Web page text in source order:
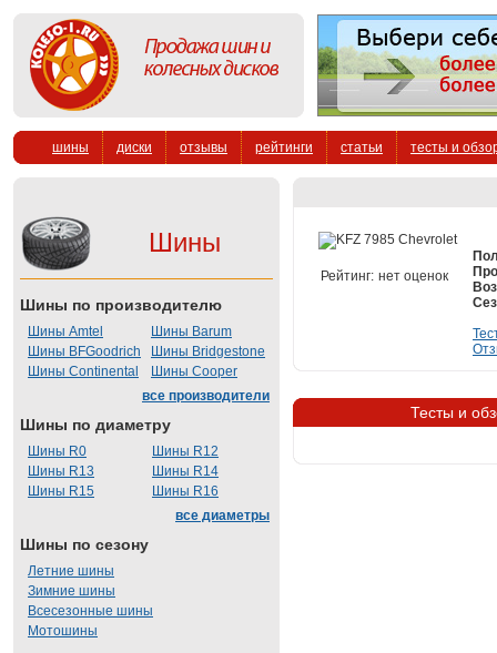
шины диски отзывы рейтинги статьи тесты и
Шины
Шины по производителю
Шины Amtel
Шины Barum
Шины BFGoodrich
Шины Bridgestone
Шины Continental
Шины Cooper
все производители
Шины по диаметру
Шины R0
Шины R12
Шины R13
Шины R14
Шины R15
Шины R16
все диаметры
Шины по сезону
Летние шины
Зимние шины
Всесезонные шины
Мотошины
Рейтинг: нет оценок
Тесты и